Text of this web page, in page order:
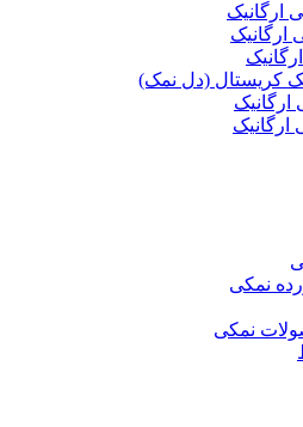
ارگانیک
ارگانیک
کریستال (دل نمک)
ارگانیک
ارگانیک
نمکی
نمکی